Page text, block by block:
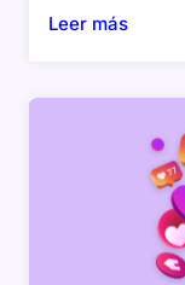
Leer más